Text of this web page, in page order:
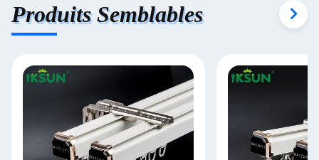
Produits Semblables